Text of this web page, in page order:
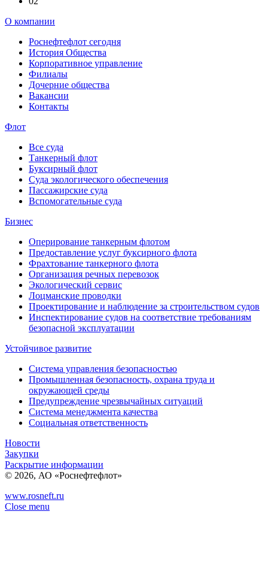
О компании
Роснефтефлот сегодня
История Общества
Корпоративное управление
Филиалы
Дочерние общества
Вакансии
Контакты
Флот
Все суда
Танкерный флот
Буксирный флот
Суда экологического обеспечения
Пассажирские суда
Вспомогательные суда
Бизнес
Оперирование танкерным флотом
Предоставление услуг буксирного флота
Фрахтование танкерного флота
Организация речных перевозок
Экологический сервис
Лоцманские проводки
Проектирование и наблюдение за строительством судов
Инспектирование судов на соответствие требованиям
безопасной эксплуатации
Устойчивое развитие
Система управления безопасностью
Промышленная безопасность, охрана труда и
окружающей среды
Предупреждение чрезвычайных ситуаций
Система менеджмента качества
Социальная ответственность
Новости
Закупки
Раскрытие информации
© 2026, АО «Роснефтефлот»
www.rosneft.ru
Close menu